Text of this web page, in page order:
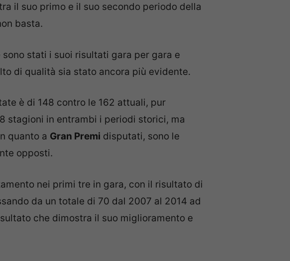
il suo primo e il suo secondo periodo della
basta.
stati i suoi risultati gara per gara e
di qualità sia stato ancora più evidente.
è di 148 contro le 162 attuali, pur
stagioni in entrambi i periodi storici, ma
quanto a Gran Premi disputati, sono le
opposti.
nei primi tre in gara, con il risultato di
da un totale di 70 dal 2007 al 2014 ad
che dimostra il suo miglioramento e